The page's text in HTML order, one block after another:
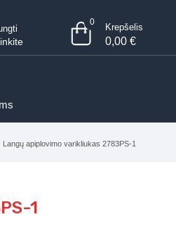
0 Krepšelis
0,00 €
Langų apiplovimo varikliukas 2783PS-1
1